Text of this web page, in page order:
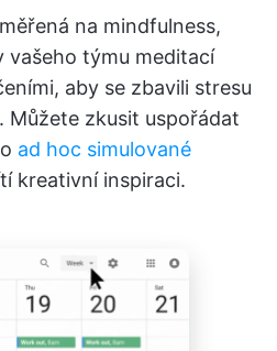
na mindfulness,
vašeho týmu meditací
aby se zbavili stresu
Můžete zkusit uspořádat
ad hoc simulované
kreativní inspiraci.